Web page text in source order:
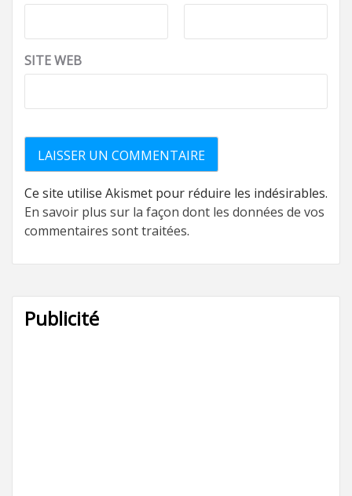
SITE WEB
Ce site utilise Akismet pour réduire les indésirables.
En savoir plus sur la façon dont les données de vos
commentaires sont traitées.
Publicité